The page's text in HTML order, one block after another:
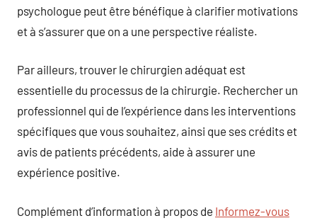
psychologue peut être bénéfique à clarifier motivations
et à s’assurer que on a une perspective réaliste.
Par ailleurs, trouver le chirurgien adéquat est
essentielle du processus de la chirurgie. Rechercher un
professionnel qui de l’expérience dans les interventions
spécifiques que vous souhaitez, ainsi que ses crédits et
avis de patients précédents, aide à assurer une
expérience positive.
Complément d’information à propos de Informez-vous